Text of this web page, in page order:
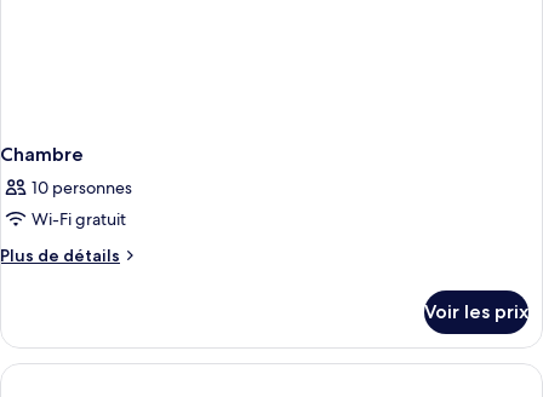
Chambre
10 personnes
Wi-Fi gratuit
Plus de détails
Plus
le
type
de
Voir les prix